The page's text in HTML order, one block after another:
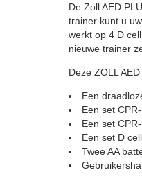
De Zoll AED
trainer kunt u
werkt op 4 D
nieuwe trainer
Deze ZOLL
Een
Een set
Een set
Een set D
Twee AA